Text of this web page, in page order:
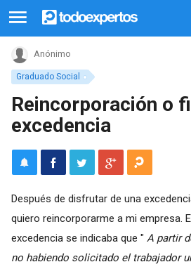
Graduado Social
Anónimo
Reincorporación o
excedencia
Después de disfrutar de una
quiero reincorporarme a mi empresa.
excedencia se indicaba que " A partir
no habiendo solicitado el trabajador